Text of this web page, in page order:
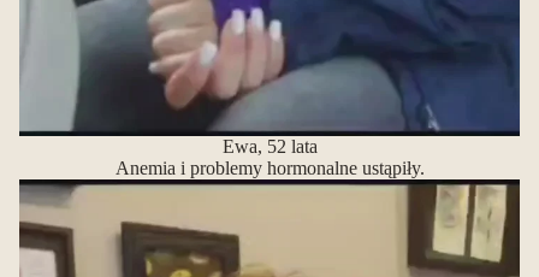
Ewa, 52 lata
Anemia i problemy hormonalne ustąpiły.